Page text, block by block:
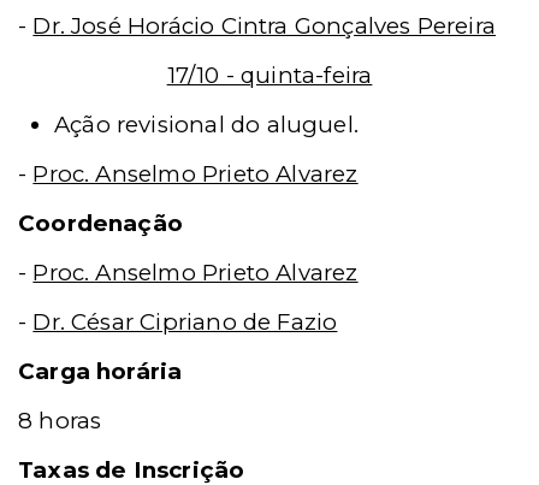
- Dr. José Horácio Cintra Gonçalves Pereira
17/10 - quinta-feira
Ação revisional do aluguel.
- Proc. Anselmo Prieto Alvarez
Coordenação
- Proc. Anselmo Prieto Alvarez
- Dr. César Cipriano de Fazio
Carga horária
8 horas
Taxas de Inscrição